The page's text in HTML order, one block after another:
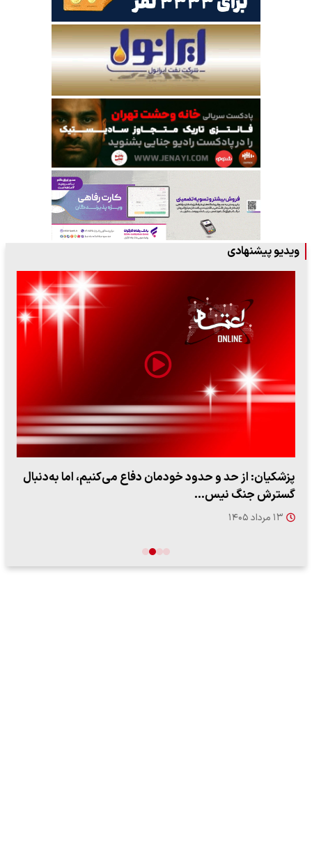
ویدیو پیشنهادی
پزشکیان: از حد و حدود خودمان دفاع می‌کنیم، اما به‌دنبال
گسترش جنگ نیس…
۱۳ مرداد ۱۴۰۵